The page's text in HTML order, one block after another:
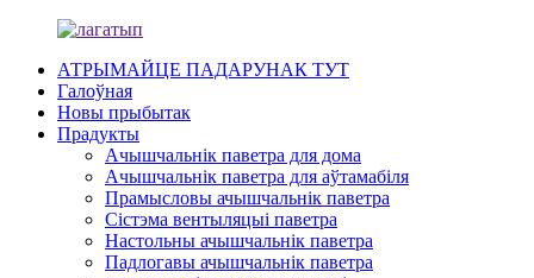
АТРЫМАЙЦЕ ПАДАРУНАК ТУТ
Галоўная
Новы прыбытак
Прадукты
Ачышчальнік паветра для дома
Ачышчальнік паветра для аўтамабіля
Прамысловы ачышчальнік паветра
Сістэма вентыляцыі паветра
Настольны ачышчальнік паветра
Падлогавы ачышчальнік паветра